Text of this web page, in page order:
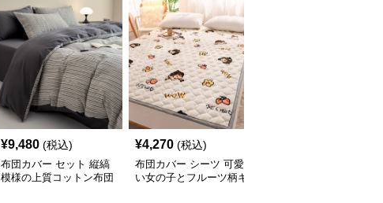
¥9,480 (税込)
布団カバー セット 縦縞
模様の上質コットン布団
¥4,270 (税込)
布団カバー シーツ 可愛
い女の子とフルーツ柄キ